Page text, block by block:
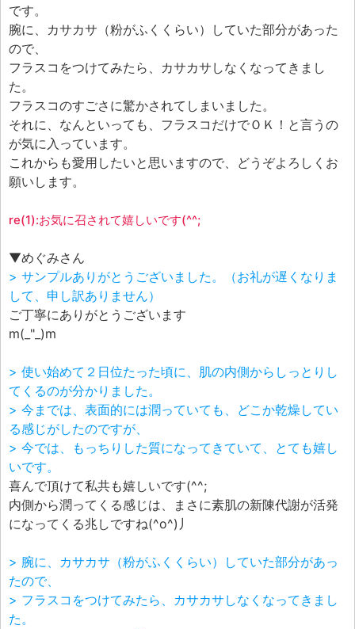
エフェ研究所について
お問い合わせフォーム
です。
腕に、カサカサ（粉がふくくらい）していた部分があった
ので、
フラスコをつけてみたら、カサカサしなくなってきまし
た。
フラスコのすごさに驚かされてしまいました。
それに、なんといっても、フラスコだけでＯＫ！と言うの
が気に入っています。
これからも愛用したいと思いますので、どうぞよろしくお
願いします。
re(1):お気に召されて嬉しいです(^^;
▼めぐみさん
> サンプルありがとうございました。（お礼が遅くなりま
して、申し訳ありません）
ご丁寧にありがとうございます
m(_"_)m
> 使い始めて２日位たった頃に、肌の内側からしっとりし
てくるのが分かりました。
> 今までは、表面的には潤っていても、どこか乾燥してい
る感じがしたのですが、
> 今では、もっちりした質になってきていて、とても嬉し
いです。
喜んで頂けて私共も嬉しいです(^^;
内側から潤ってくる感じは、まさに素肌の新陳代謝が活発
になってくる兆しですね(^o^)丿
> 腕に、カサカサ（粉がふくくらい）していた部分があっ
たので、
> フラスコをつけてみたら、カサカサしなくなってきまし
た。